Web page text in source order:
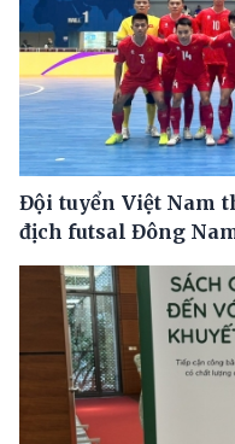
Đội tuyển Việt Nam
địch futsal Đông